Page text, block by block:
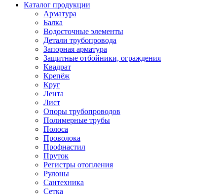
Каталог продукции
Арматура
Балка
Водосточные элементы
Детали трубопровода
Запорная арматура
Защитные отбойники, ограждения
Квадрат
Крепёж
Круг
Лента
Лист
Опоры трубопроводов
Полимерные трубы
Полоса
Проволока
Профнастил
Пруток
Регистры отопления
Рулоны
Сантехника
Сетка